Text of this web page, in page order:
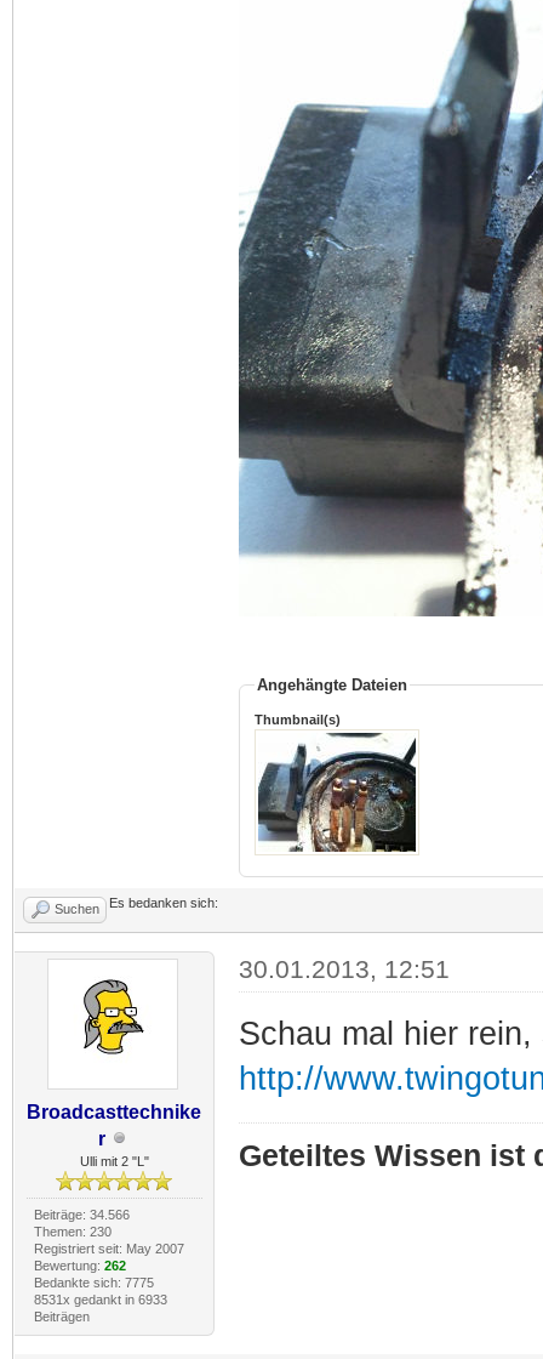
Angehängte Dateien
Thumbnail(s)
Suchen Es bedanken sich:
Broadcasttechnike
r
Ulli mit 2 "L"
Beiträge: 34.566
Themen: 230
Registriert seit: May 2007
Bewertung: 262
Bedankte sich: 7775
8531x gedankt in 6933
Beiträgen
30.01.2013, 12:51
Schau mal hier
http://
Geteiltes Wissen ist